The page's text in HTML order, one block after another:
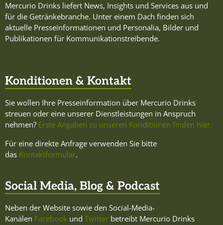
Mercurio Drinks liefert News, Insights und Services aus und
für die Getränkebranche. Unter einem Dach finden sich
aktuelle Presseinformationen und Personalia, Bilder und
Publikationen für Kommunikationstreibende.
Konditionen & Kontakt
Sie wollen Ihre Presseinformation über Mercurio Drinks
streuen oder eine unserer Dienstleistungen in Anspruch
nehmen? Erste Angaben zu unseren Konditionen finden hier.
Für eine direkte Anfrage verwenden Sie bitte
das Kontaktformular.
Social Media, Blog & Podcast
Neben der Website sowie den Social-Media-
Kanälen Facebook und Twitter betreibt Mercurio Drinks